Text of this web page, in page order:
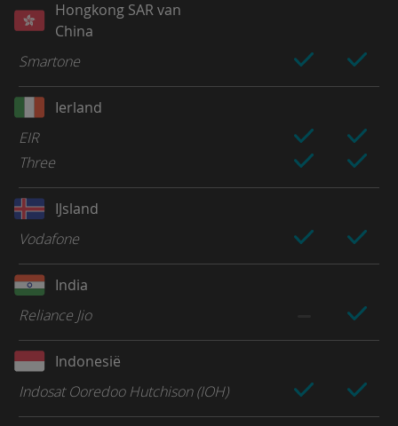
Hongkong SAR van
China
Smartone
Ierland
EIR
Three
IJsland
Vodafone
India
Reliance Jio
Indonesië
Indosat Ooredoo Hutchison (IOH)